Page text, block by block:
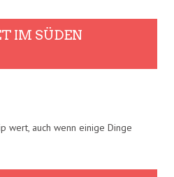
IM SÜDEN
wert, auch wenn einige Dinge